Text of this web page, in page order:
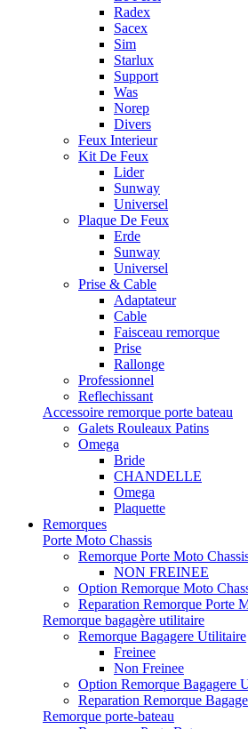
Radex
Sacex
Sim
Starlux
Support
Was
Norep
Divers
Feux Interieur
Kit De Feux
Lider
Sunway
Universel
Plaque De Feux
Erde
Sunway
Universel
Prise & Cable
Adaptateur
Cable
Faisceau remorque
Prise
Rallonge
Professionnel
Reflechissant
Accessoire remorque porte bateau
Galets Rouleaux Patins
Omega
Bride
CHANDELLE
Omega
Plaquette
Remorques
Porte Moto Chassis
Remorque Porte Moto
NON FREINEE
Option Remorque Moto
Reparation Remorque Porte
Remorque bagagère utilitaire
Remorque Bagagere Utilitaire
Freinee
Non Freinee
Option Remorque Bagagere
Reparation Remorque
Remorque porte-bateau